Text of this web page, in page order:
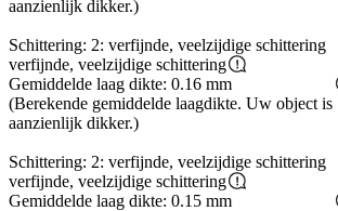
aanzienlijk dikker.)
Schittering: 2: verfijnde, veelzijdige schittering
verfijnde, veelzijdige schittering
Gemiddelde laag dikte: 0.16 mm
(Berekende gemiddelde laagdikte. Uw object is
aanzienlijk dikker.)
Schittering: 2: verfijnde, veelzijdige schittering
verfijnde, veelzijdige schittering
Gemiddelde laag dikte: 0.15 mm